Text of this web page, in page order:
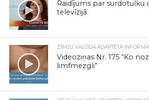
Raidījums par surdotulku
televīzijā
ZĪMJU VALODĀ ADAPTĒTĀ
Videoziņas Nr. 175 “Ko
limfmezgli”